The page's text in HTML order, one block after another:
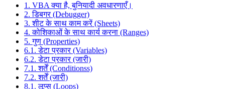
1. VBA क्या है, बुनियादी अवधारणाएँ।
2. डिबगर (Debugger)
3. शीट के साथ काम करें (Sheets)
4. कोशिकाओं के साथ कार्य करना (Ranges)
5. गुण (Properties)
6.1. डेटा प्रकार (Variables)
6.2. डेटा प्रकार (जारी)
7.1. शर्तें (Conditionss)
7.2. शर्तें (जारी)
8.1. लूप्स (Loops)